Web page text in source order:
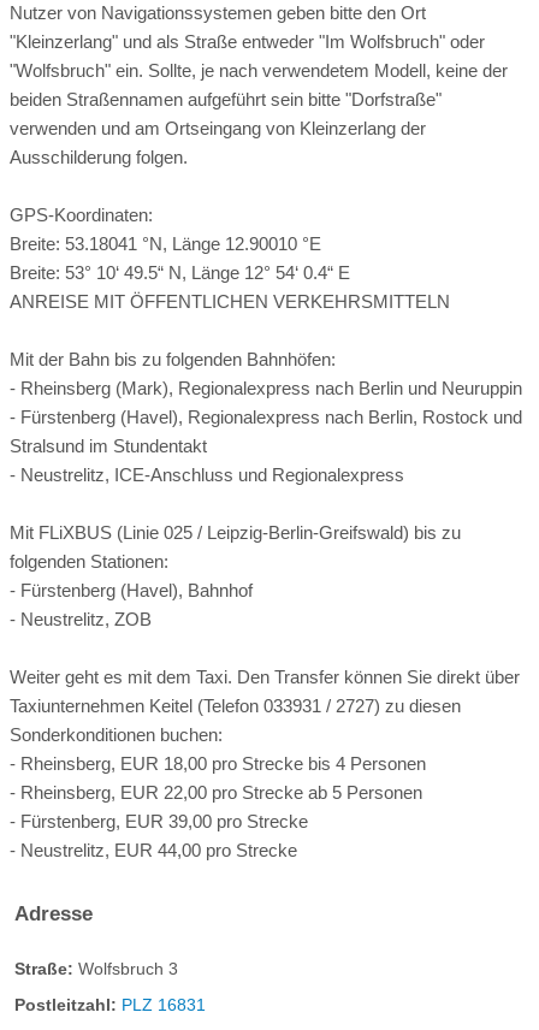
Kuchen-Buffet inklusive vegetarisches Essen
veganes Essen Restaurant Hotelbar
SUPERIOR DOPPELZIMMER
ca. 28 m²
1 Schlafzimmer
Balkon
4 Sterne Zertifizierung
*ca. 50 m²
Langlaufloipe: nicht vorhanden
Rodeln: nicht möglich Eislaufen: nicht möglich
Register-Nr.
RUPPINER SEENLAND
verbindet Berlin mit der Mecklenburgischen Seenplatte
entlang der Oberen-Havel-Wasserstraße. Das Ruppiner Land
ist viel mehr als nur eine Durchgangsstation – die Region wird
nicht umsonst "Brandenburgs Blauer Norden" genannt. Mehr
als 170 Seen, 250 schiffbare Wasserstraßen und malerische
Theodor Fontane verzauberte. Heute können Sie die
wasserreichste Region Brandenburgs lizenzfrei mit dem
Hausboot oder mit dem Kanu entdecken.
Nutzer von Navigationssystemen geben bitte den Ort
"Kleinzerlang" und als Straße entweder "Im Wolfsbruch" oder
"Wolfsbruch" ein. Sollte, je nach verwendetem Modell, keine der
beiden Straßennamen aufgeführt sein bitte "Dorfstraße"
verwenden und am Ortseingang von Kleinzerlang der
Ausschilderung folgen.
GPS-Koordinaten:
Breite: 53.18041 °N, Länge 12.90010 °E
Breite: 53° 10‘ 49.5“ N, Länge 12° 54‘ 0.4“ E
ANREISE MIT ÖFFENTLICHEN VERKEHRSMITTELN
Mit der Bahn bis zu folgenden Bahnhöfen:
- Rheinsberg (Mark), Regionalexpress nach Berlin und Neuruppin
- Fürstenberg (Havel), Regionalexpress nach Berlin, Rostock und
Stralsund im Stundentakt
- Neustrelitz, ICE-Anschluss und Regionalexpress
Mit FLiXBUS (Linie 025 / Leipzig-Berlin-Greifswald) bis zu
folgenden Stationen:
- Fürstenberg (Havel), Bahnhof
- Neustrelitz, ZOB
Weiter geht es mit dem Taxi. Den Transfer können Sie direkt über
Taxiunternehmen Keitel (Telefon 033931 / 2727) zu diesen
Sonderkonditionen buchen:
- Rheinsberg, EUR 18,00 pro Strecke bis 4 Personen
- Rheinsberg, EUR 22,00 pro Strecke ab 5 Personen
- Fürstenberg, EUR 39,00 pro Strecke
- Neustrelitz, EUR 44,00 pro Strecke
Adresse
Straße: Wolfsbruch 3
Postleitzahl: PLZ 16831